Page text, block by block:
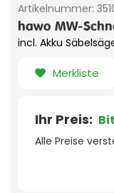
Artikelnummer:
hawo MW-
incl. Akku
Merkliste
Ihr Preis:
Alle Preise